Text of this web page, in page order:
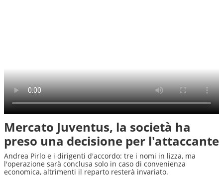
Mercato Juventus, la società ha
preso una decisione per l'attaccante
Andrea Pirlo e i dirigenti d'accordo: tre i nomi in lizza, ma
l'operazione sarà conclusa solo in caso di convenienza
economica, altrimenti il reparto resterà invariato.